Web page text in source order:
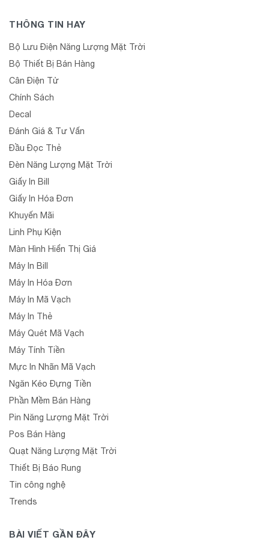
THÔNG TIN HAY
Bộ Lưu Điện Năng Lượng Mặt Trời
Bộ Thiết Bị Bán Hàng
Cân Điện Tử
Chính Sách
Decal
Đánh Giá & Tư Vấn
Đầu Đọc Thẻ
Đèn Năng Lượng Mặt Trời
Giấy In Bill
Giấy In Hóa Đơn
Khuyến Mãi
Linh Phụ Kiện
Màn Hình Hiển Thị Giá
Máy In Bill
Máy In Hóa Đơn
Máy In Mã Vạch
Máy In Thẻ
Máy Quét Mã Vạch
Máy Tính Tiền
Mực In Nhãn Mã Vạch
Ngăn Kéo Đựng Tiền
Phần Mềm Bán Hàng
Pin Năng Lượng Mặt Trời
Pos Bán Hàng
Quạt Năng Lượng Mặt Trời
Thiết Bị Báo Rung
Tin công nghệ
Trends
BÀI VIẾT GẦN ĐÂY